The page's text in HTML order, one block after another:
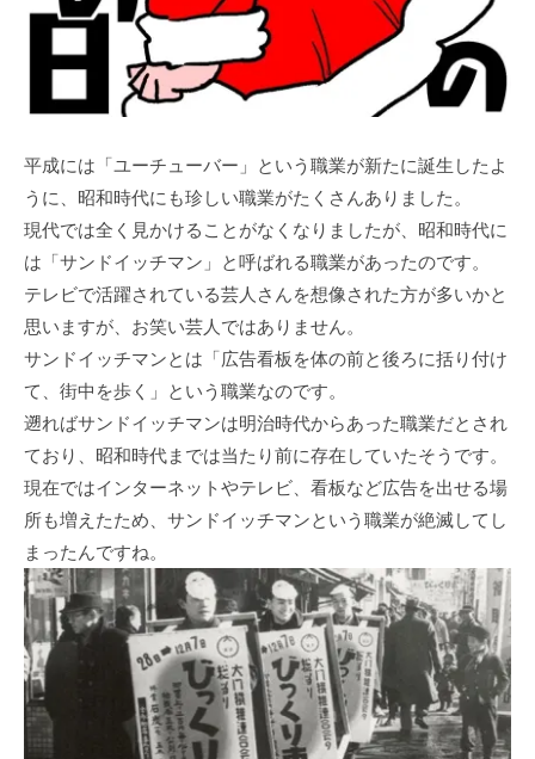
平成には「ユーチューバー」という職業が新たに誕生したよ
うに、昭和時代にも珍しい職業がたくさんありました。
現代では全く見かけることがなくなりましたが、昭和時代に
は「サンドイッチマン」と呼ばれる職業があったのです。
テレビで活躍されている芸人さんを想像された方が多いかと
思いますが、お笑い芸人ではありません。
サンドイッチマンとは「広告看板を体の前と後ろに括り付け
て、街中を歩く」という職業なのです。
遡ればサンドイッチマンは明治時代からあった職業だとされ
ており、昭和時代までは当たり前に存在していたそうです。
現在ではインターネットやテレビ、看板など広告を出せる場
所も増えたため、サンドイッチマンという職業が絶滅してし
まったんですね。